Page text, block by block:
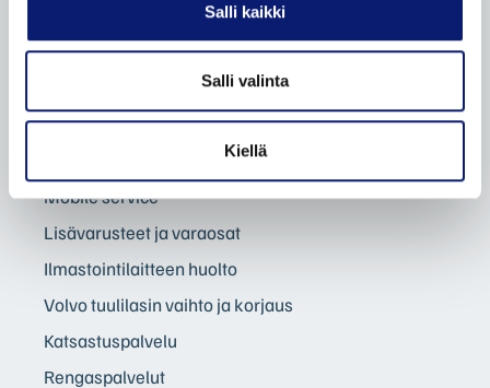
Salli kaikki
Salli valinta
Kiellä
VOLVO HUOLTOPALVELUT
Volvo Omamekaanikko
Korikorjaamo
Mobile service
Lisävarusteet ja varaosat
Ilmastointilaitteen huolto
Volvo tuulilasin vaihto ja korjaus
Katsastuspalvelu
Rengaspalvelut